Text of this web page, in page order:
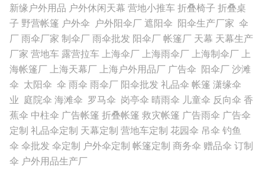
新缘户外用品 户外休闲天幕 营地小推车 折叠椅子 折叠桌
子 野营帐篷 户外伞 户外阳伞厂遮阳伞 阳伞生产厂家 伞
厂雨伞厂家 制伞厂雨伞批发 阳伞厂帐篷厂 天幕 天幕生产
厂家 营地车 露营拉车 上海伞厂 上海雨伞厂 上海制伞厂 上
海帐篷厂 上海天幕厂 上海户外用品厂 广告伞 阳伞厂沙滩
伞 太阳伞 伞 雨伞 雨伞厂 阳伞批发 礼品伞 帐篷 潇缘伞
业 庭院伞 海滩伞 罗马伞 岗亭伞 晴雨伞 儿童伞 反向伞 香
蕉伞 中柱伞 广告帐篷 折叠帐篷 救灾帐篷 广告雨伞 广告伞
定制 礼品伞定制 天幕定制 营地车定制 花园伞 吊伞 钓鱼
伞 伞批发 伞定制 户外伞定制 帐篷定制 商务伞 赠品伞 订制
伞 户外用品生产厂